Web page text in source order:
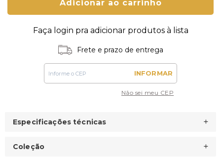
Adicionar ao carrinho
Faça login pra adicionar produtos à lista
Frete e prazo de entrega
INFORMAR
Não sei meu CEP
Especificações técnicas
Coleção